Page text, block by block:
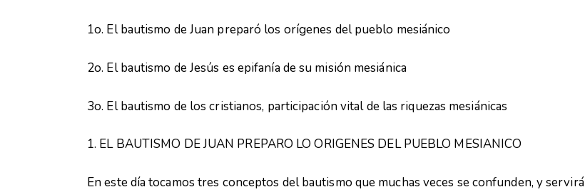
1o. El bautismo de Juan preparó los orígenes del pueblo mesiánico
2o. El bautismo de Jesús es epifanía de su misión mesiánica
3o. El bautismo de los cristianos, participación vital de las riquezas mesiánicas
1. EL BAUTISMO DE JUAN PREPARO LO ORIGENES DEL PUEBLO MESIANICO
En este día tocamos tres conceptos del bautismo que muchas veces se confunden, y servirá